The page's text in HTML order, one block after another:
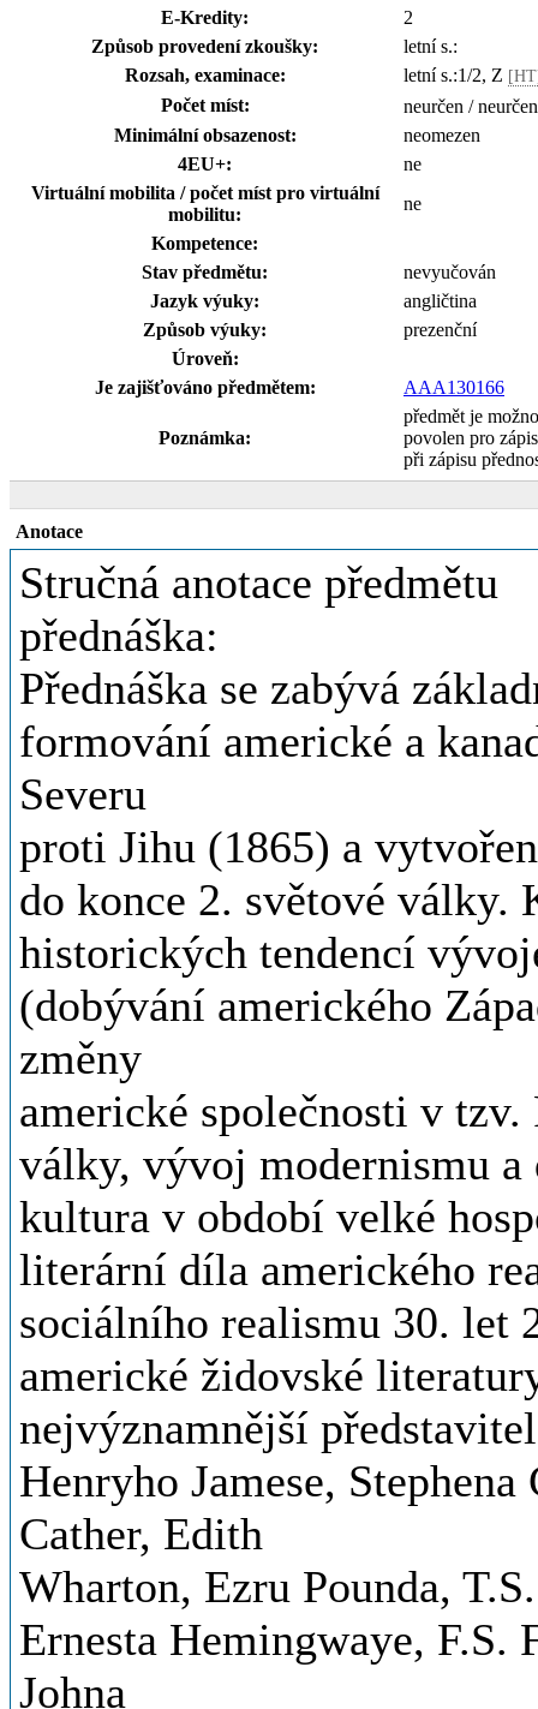
E-Kredity:
2
Způsob provedení zkoušky:
letní s.:
Rozsah, examinace:
letní s.:1/2, Z
Počet míst:
neurčen /
Minimální obsazenost:
neomezen
4EU+:
ne
Virtuální mobilita / počet míst pro virtuální
mobilitu:
ne
Kompetence:
Stav předmětu:
nevyučován
Jazyk výuky:
angličtina
Způsob výuky:
prezenční
Úroveň:
Je zajišťováno předmětem:
AAA130166
Poznámka:
předmět je
povolen pro
při zápisu
Anotace
Stručná anotace předmětu
přednáška:
Přednáška se zabývá
formování americké a
Severu
proti Jihu (1865) a
do konce 2. světové války.
historických tendencí
(dobývání amerického
změny
americké společnosti v
války, vývoj modernismu
kultura v období velké
literární díla amerického
sociálního realismu 30. let
americké židovské
nejvýznamnější
Henryho Jamese,
Cather, Edith
Wharton, Ezru Pounda,
Ernesta Hemingwaye,
Johna